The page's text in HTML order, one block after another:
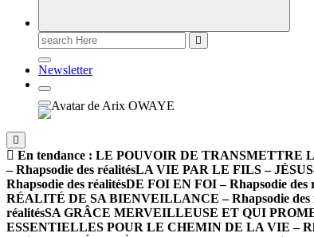
Newsletter
En tendance : LE POUVOIR DE TRANSMETTRE
– Rhapsodie des réalitésLA VIE PAR LE FILS –
Rhapsodie des réalitésDE FOI EN FOI – Rhapsodie des
RÉALITÉ DE SA BIENVEILLANCE – Rhapsodie des
réalitésSA GRÂCE MERVEILLEUSE ET QUI
ESSENTIELLES POUR LE CHEMIN DE LA VIE –